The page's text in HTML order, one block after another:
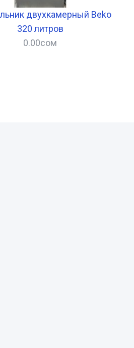
двухкамерный Beko
320 литров
0.00сом